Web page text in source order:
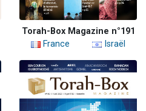
Torah-Box Magazine n°191
France
Israël